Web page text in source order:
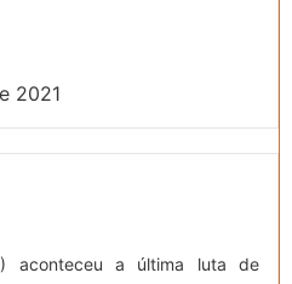
2021
aconteceu a última luta de